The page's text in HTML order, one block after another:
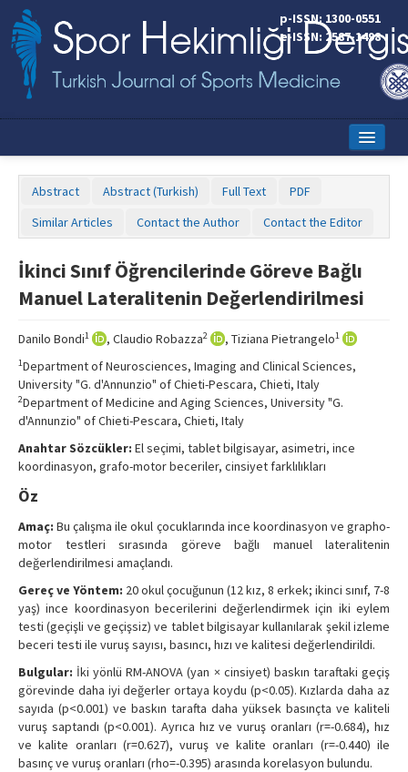
p-ISSN: 1300-0551
e-ISSN: 2587-1498
Online First
Aims and Scope
Instructions to Authors
Copyright Transfer Form
Contact Us
Abstract Abstract (Turkish) Full Text
PDF
Similar Articles
Contact the Author Contact the Editor
İkinci Sınıf Öğrencilerinde Göreve Bağlı
Manuel Lateralitenin Değerlendirilmesi
Danilo Bondi1 , Claudio Robazza2 , Tiziana Pietrangelo1
1Department of Neurosciences, Imaging and Clinical Sciences,
University "G. d'Annunzio" of Chieti-Pescara, Chieti, Italy
2Department of Medicine and Aging Sciences, University "G.
d'Annunzio" of Chieti-Pescara, Chieti, Italy
Anahtar Sözcükler: El seçimi, tablet bilgisayar, asimetri, ince
koordinasyon, grafo-motor beceriler, cinsiyet farklılıkları
Öz
Amaç: Bu çalışma ile okul çocuklarında ince koordinasyon ve grapho-
motor testleri sırasında göreve bağlı manuel lateralitenin
değerlendirilmesi amaçlandı.
Gereç ve Yöntem: 20 okul çocuğunun (12 kız, 8 erkek; ikinci sınıf, 7-8
yaş) ince koordinasyon becerilerini değerlendirmek için iki eylem
testi (geçişli ve geçişsiz) ve tablet bilgisayar kullanılarak şekil izleme
beceri testi ile vuruş sayısı, basıncı, hızı ve kalitesi değerlendirildi.
Bulgular: İki yönlü RM-ANOVA (yan × cinsiyet) baskın taraftaki geçiş
görevinde daha iyi değerler ortaya koydu (p<0.05). Kızlarda daha az
sayıda (p<0.001) ve baskın tarafta daha yüksek basınçta ve kaliteli
vuruş saptandı (p<0.001). Ayrıca hız ve vuruş oranları (r=-0.684), hız
ve kalite oranları (r=0.627), vuruş ve kalite oranları (r=-0.440) ile
basınç ve vuruş oranları (rho=-0.395) arasında korelasyon bulundu.